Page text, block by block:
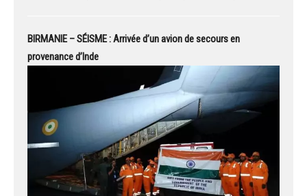
BIRMANIE – SÉISME : Arrivée d’un avion de secours en
provenance d’Inde